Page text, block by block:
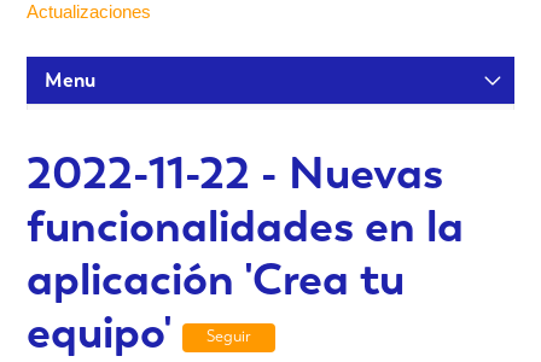
Actualizaciones
Menu
Participantes y estadísticas
Personalización y Diseño
2022-11-22 - Nuevas
funcionalidades en la
aplicación 'Crea tu
equipo'
Seguir